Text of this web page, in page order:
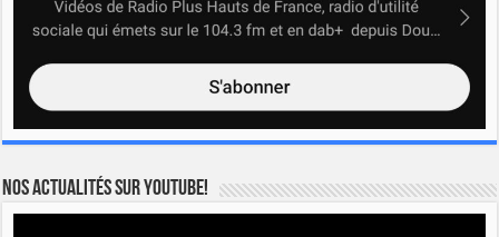
Nos actualités sur YOUTUBE!